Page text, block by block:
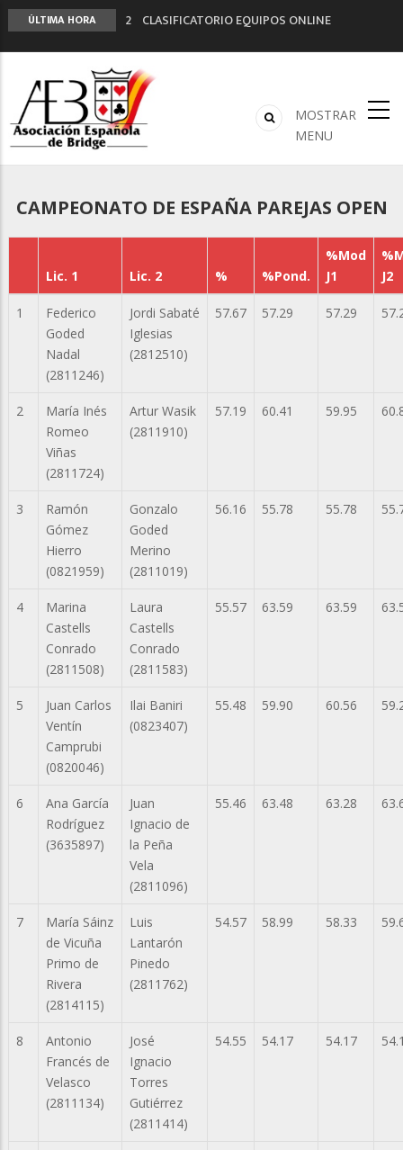
ÚLTIMA HORA
2º CLASIFICATORIO EQUIPOS ONLINE
ANUNCIATE EN NUESTRA REVISTA
NUEVA PROGRAMACIÓN TORNEOS FUNBRIDGE
LIGA 11ª
MOSTRAR
MENU
CAMPEONATO DE ESPAÑA PAREJAS OPEN
Lic. 1 Lic. 2 % %Pond.
%Mod
J1
J2
1
Federico
Goded
Nadal
(2811246)
Jordi Sabaté
Iglesias
(2812510)
57.67 57.29 57.29
2
María Inés
Romeo
Viñas
(2811724)
Artur Wasik
(2811910)
57.19 60.41 59.95
3
Ramón
Gómez
Hierro
(0821959)
Gonzalo
Goded
Merino
(2811019)
56.16 55.78 55.78
4
Marina
Castells
Conrado
(2811508)
Laura
Castells
Conrado
(2811583)
55.57 63.59 63.59
5
Juan Carlos
Ventín
Camprubi
(0820046)
Ilai Baniri
(0823407)
55.48 59.90 60.56
6
Ana García
Rodríguez
(3635897)
Juan
Ignacio de
la Peña
Vela
(2811096)
55.46 63.48 63.28
7
María Sáinz
de Vicuña
Primo de
Rivera
(2814115)
Luis
Lantarón
Pinedo
(2811762)
54.57 58.99 58.33
8
Antonio
Francés de
Velasco
(2811134)
José
Ignacio
Torres
Gutiérrez
(2811414)
54.55 54.17 54.17